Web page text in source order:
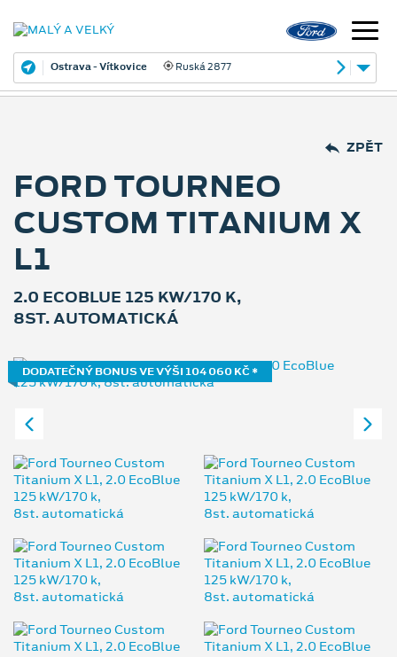
Ostrava - Vítkovice Ruská 2877
ZPĚT
FORD TOURNEO
CUSTOM TITANIUM X
L1
2.0 ECOBLUE 125 KW/170 K,
8ST. AUTOMATICKÁ
DODATEČNÝ BONUS VE VÝŠI 104 060 KČ *